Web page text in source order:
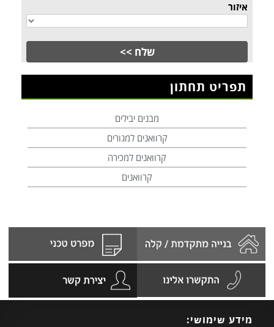
איזור
תפריט תחתון
מבנים יבילים
קרוואנים למגורים
קרוואנים למכירה
קרוואנים
מידע שימושי: